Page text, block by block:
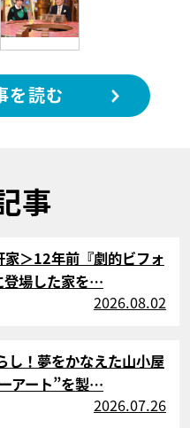
を読む
事
家＞12年前『劇的ビフォ
登場した家を…
2026.08.02
し！夢をかなえた山小屋
アート”を製…
2026.07.26